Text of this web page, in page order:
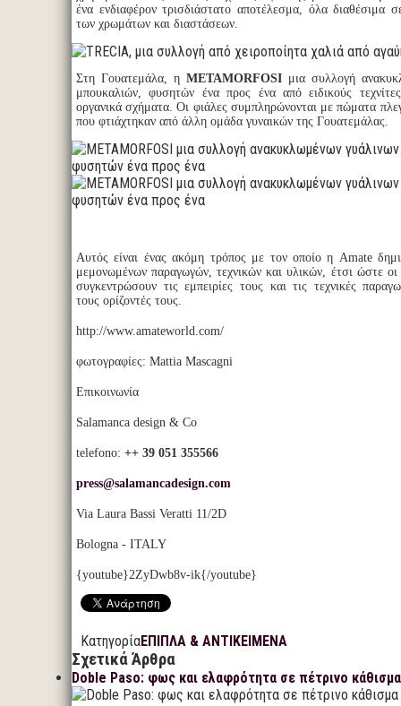
ένα ενδιαφέρον τρισδιάστατο αποτέλεσμα, όλα διαθέσιμα
των χρωμάτων και διαστάσεων.
Στη Γουατεμάλα, η METAMORFOSI μια συλλογή
μπουκαλιών, φυσητών ένα προς ένα από ειδικούς
οργανικά σχήματα. Οι φιάλες συμπληρώνονται με πώματα
που φτιάχτηκαν από άλλη ομάδα γυναικών της Γουατεμάλας.
Αυτός είναι ένας ακόμη τρόπος με τον οποίο η Amate
μεμονωμένων παραγωγών, τεχνικών και υλικών, έτσι ώστε
συγκεντρώσουν τις εμπειρίες τους και τις τεχνικές
τους ορίζοντές τους.
http://www.amateworld.com/
φωτογραφίες: Mattia Mascagni
Επικοινωνία
Salamanca design & Co
telefono: ++ 39 051 355566
press@salamancadesign.com
Via Laura Bassi Veratti 11/2D
Bologna - ITALY
{youtube}2ZyDwb8v-ik{/youtube}
ΚατηγορίαΕΠΙΠΛΑ & ΑΝΤΙΚΕΙΜΕΝΑ
Σχετικά Άρθρα
Doble Paso: φως και ελαφρότητα σε πέτρινο κάθισμα